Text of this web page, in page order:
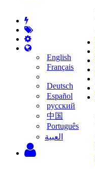
English
Français
Deutsch
Español
русский
中国
Português
‫العبية